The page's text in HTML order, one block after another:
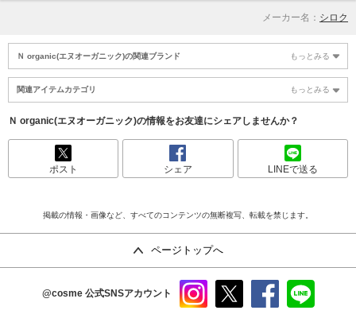
メーカー名： シロク
Ｎ organic(エヌオーガニック)の関連ブランド もっとみる
関連アイテムカテゴリ もっとみる
Ｎ organic(エヌオーガニック)の情報をお友達にシェアしませんか？
ポスト シェア LINEで送る
掲載の情報・画像など、すべてのコンテンツの無断複写、転載を禁じます。
ページトップへ
@cosme 公式SNSアカウント